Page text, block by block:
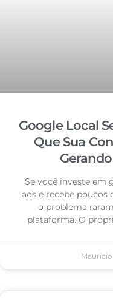
Google Local
Que Sua
Se você investe em
ads e recebe
o problema
plataforma. O